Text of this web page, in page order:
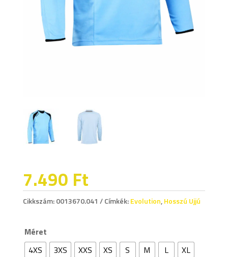
7.490 Ft
Cikkszám:0013670.041 Címkék:Evolution,Hosszú Ujjú
Méret
4XS
3XS XXS XS S M L
XL